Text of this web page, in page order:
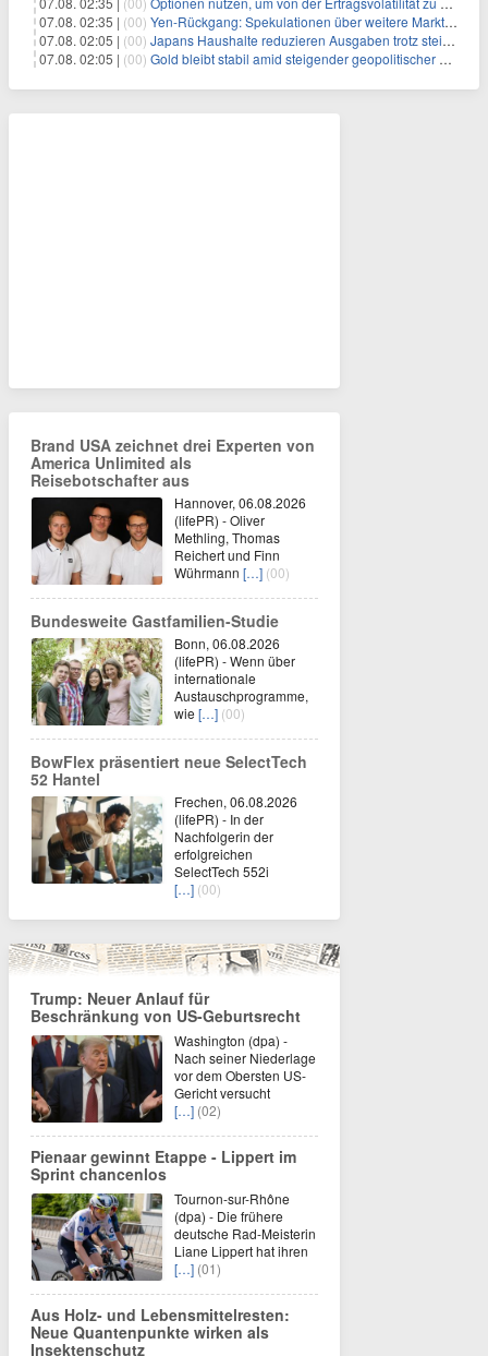
07.08. 02:35 | (00) Yen-Rückgang: Spekulationen über weitere Marktinterventionen nehmen zu
07.08. 02:05 | (00) Japans Haushalte reduzieren Ausgaben trotz steigender Löhne: Ein Warnsignal für das Wachstum
07.08. 02:05 | (00) Gold bleibt stabil amid steigender geopolitischer Spannungen im Persischen Golf
Brand USA zeichnet drei Experten von
America Unlimited als
Reisebotschafter aus
Hannover, 06.08.2026
(lifePR) - Oliver
Methling, Thomas
Reichert und Finn
Wührmann […] (00)
Bundesweite Gastfamilien-Studie
Bonn, 06.08.2026
(lifePR) - Wenn über
internationale
Austauschprogramme,
wie […] (00)
BowFlex präsentiert neue SelectTech
52 Hantel
Frechen, 06.08.2026
(lifePR) - In der
Nachfolgerin der
erfolgreichen
SelectTech 552i
[…] (00)
Trump: Neuer Anlauf für
Beschränkung von US-Geburtsrecht
Washington (dpa) -
Nach seiner Niederlage
vor dem Obersten US-
Gericht versucht
[…] (02)
Pienaar gewinnt Etappe - Lippert im
Sprint chancenlos
Tournon-sur-Rhône
(dpa) - Die frühere
deutsche Rad-Meisterin
Liane Lippert hat ihren
[…] (01)
Aus Holz- und Lebensmittelresten:
Neue Quantenpunkte wirken als
Insektenschutz